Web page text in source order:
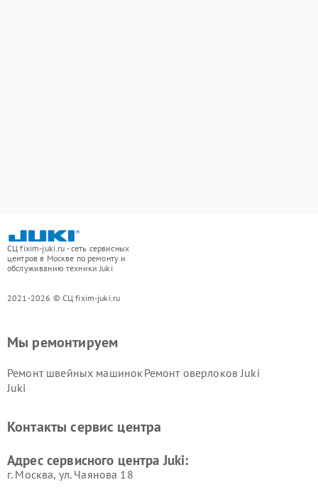
СЦ fixim-juki.ru - сеть сервисных
центров в Москве по ремонту и
обслуживанию техники Juki
2021-2026 © СЦ fixim-juki.ru
Мы ремонтируем
Ремонт швейных машинок
Juki
Ремонт оверлоков Juki
Контакты сервис центра
Адрес сервисного центра Juki:
г. Москва, ул. Чаянова 18